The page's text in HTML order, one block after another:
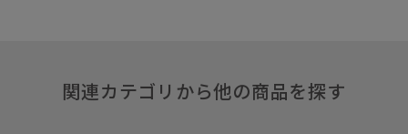
関連カテゴリから他の商品を探す